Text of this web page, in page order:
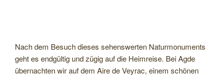
Nach dem Besuch dieses sehenswerten Naturmonuments
geht es endgültig und zügig auf die Heimreise. Bei Agde
übernachten wir auf dem Aire de Veyrac, einem schönen